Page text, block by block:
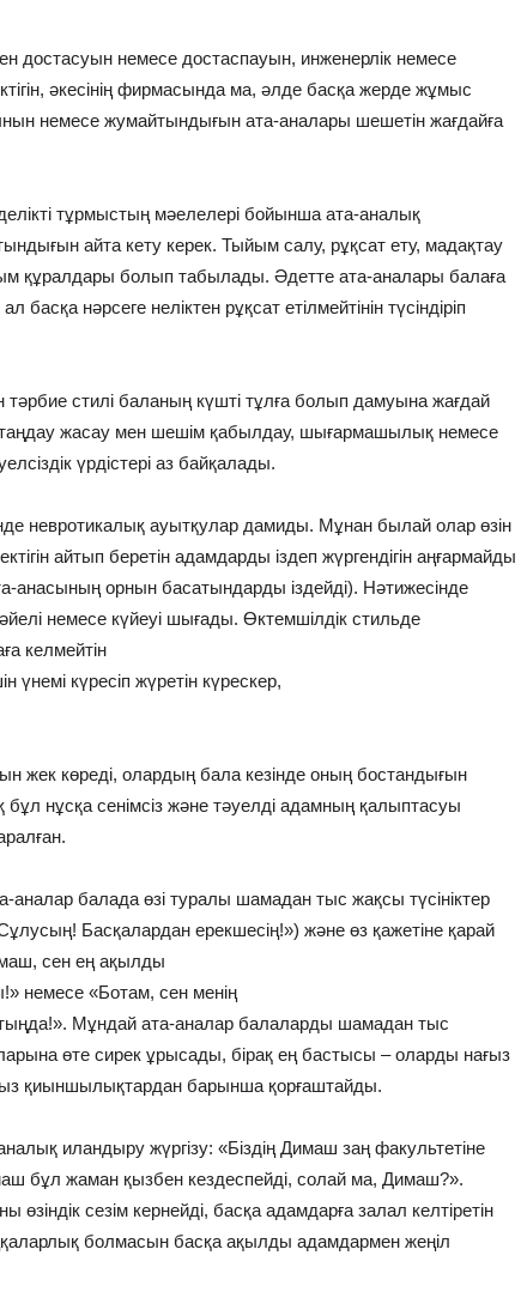
достасуын немесе достаспауын, инженерлік немесе
әкесінің фирмасында ма, әлде басқа жерде жұмыс
немесе жумайтындығын ата-аналары шешетін жағдайға
тұрмыстың мәелелері бойынша ата-аналық
айта кету керек. Тыйым салу, рұқсат ету, мадақтау
құралдары болып табылады. Әдетте ата-аналары балаға
басқа нәрсеге неліктен рұқсат етілмейтінін түсіндіріп
тәрбие стилі баланың күшті тұлға болып дамуына жағдай
жасау мен шешім қабылдау, шығармашылық немесе
үрдістері аз байқалады.
невротикалық ауытқулар дамиды. Мұнан былай олар өзін
айтып беретін адамдарды іздеп жүргендігін аңғармайды
анасының орнын басатындарды іздейді). Нәтижесінде
немесе күйеуі шығады. Өктемшілдік стильде
келмейтін
үнемі күресіп жүретін күрескер,
жек көреді, олардың бала кезінде оның бостандығын
бұл нұсқа сенімсіз және тәуелді адамның қалыптасуы
аналар балада өзі туралы шамадан тыс жақсы түсініктер
Басқалардан ерекшесің!») және өз қажетіне қарай
сен ең ақылды
немесе «Ботам, сен менің
Мұндай ата-аналар балаларды шамадан тыс
өте сирек ұрысады, бірақ ең бастысы – оларды нағыз
қиыншылықтардан барынша қорғаштайды.
иландыру жүргізу: «Біздің Димаш заң факультетіне
бұл жаман қызбен кездеспейді, солай ма, Димаш?».
сезім кернейді, басқа адамдарға залал келтіретін
болмасын басқа ақылды адамдармен жеңіл